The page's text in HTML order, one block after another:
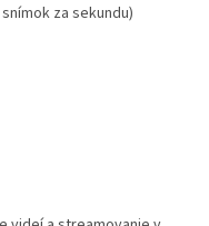
za sekundu)